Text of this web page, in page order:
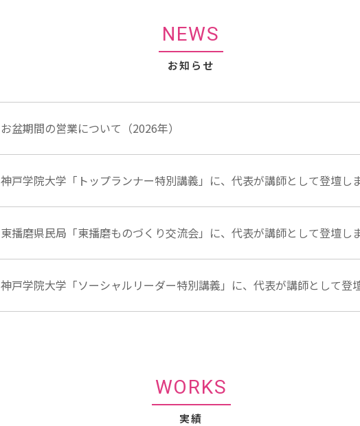
NEWS
お知らせ
お盆期間の営業について（2026年）
神戸学院大学「トップランナー特別講義」に、代表が講師として登壇し
東播磨県民局「東播磨ものづくり交流会」に、代表が講師として登壇し
神戸学院大学「ソーシャルリーダー特別講義」に、代表が講師として登
WORKS
実績